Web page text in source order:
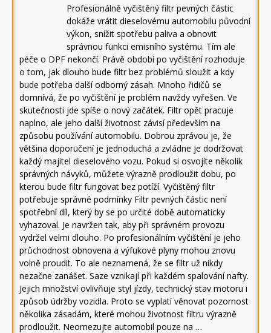
Profesionálně vyčištěný filtr pevných částic
dokáže vrátit dieselovému automobilu původní
výkon, snížit spotřebu paliva a obnovit
správnou funkci emisního systému. Tím ale
péče o DPF nekončí. Právě období po vyčištění rozhoduje
o tom, jak dlouho bude filtr bez problémů sloužit a kdy
bude potřeba další odborný zásah. Mnoho řidičů se
domnívá, že po vyčištění je problém navždy vyřešen. Ve
skutečnosti jde spíše o nový začátek. Filtr opět pracuje
naplno, ale jeho další životnost závisí především na
způsobu používání automobilu. Dobrou zprávou je, že
většina doporučení je jednoduchá a zvládne je dodržovat
každý majitel dieselového vozu. Pokud si osvojíte několik
správných návyků, můžete výrazně prodloužit dobu, po
kterou bude filtr fungovat bez potíží. Vyčištěný filtr
potřebuje správné podmínky Filtr pevných částic není
spotřební díl, který by se po určité době automaticky
vyhazoval. Je navržen tak, aby při správném provozu
vydržel velmi dlouho. Po profesionálním vyčištění je jeho
průchodnost obnovena a výfukové plyny mohou znovu
volně proudit. To ale neznamená, že se filtr už nikdy
nezačne zanášet. Saze vznikají při každém spalování nafty.
Jejich množství ovlivňuje styl jízdy, technický stav motoru i
způsob údržby vozidla. Proto se vyplatí věnovat pozornost
několika zásadám, které mohou životnost filtru výrazně
prodloužit. Neomezujte automobil pouze na …